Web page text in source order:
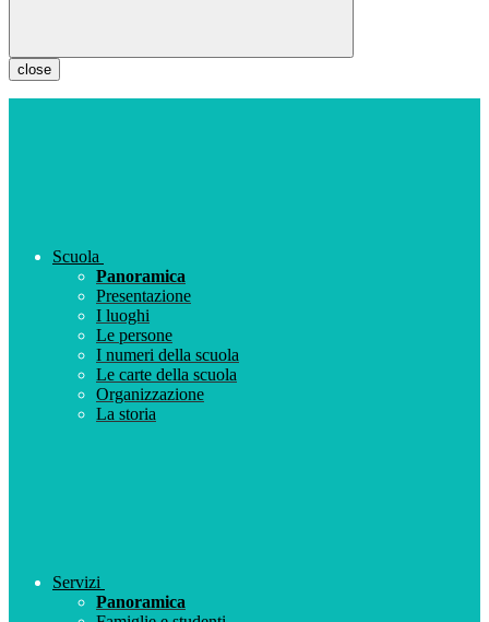
close
Scuola
Panoramica
Presentazione
I luoghi
Le persone
I numeri della scuola
Le carte della scuola
Organizzazione
La storia
Servizi
Panoramica